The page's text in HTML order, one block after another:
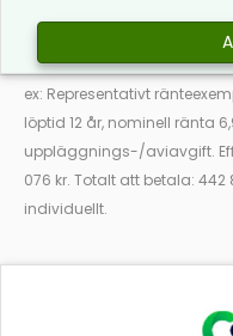
ex: Representativt
löptid 12 år, nominell ränta
uppläggnings-/aviavgift.
076 kr. Totalt att betala:
individuellt.